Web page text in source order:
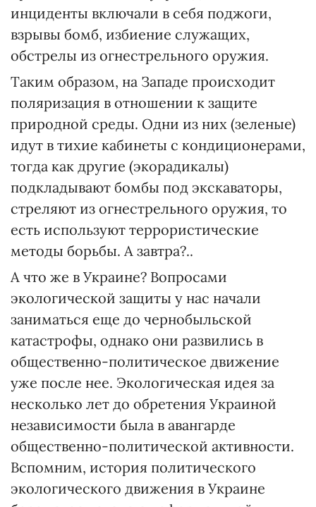
инциденты включали в себя поджоги,
взрывы бомб, избиение служащих,
обстрелы из огнестрельного оружия.
Таким образом, на Западе происходит
поляризация в отношении к защите
природной среды. Одни из них (зеленые)
идут в тихие кабинеты с кондиционерами,
тогда как другие (экорадикалы)
подкладывают бомбы под экскаваторы,
стреляют из огнестрельного оружия, то
есть используют террористические
методы борьбы. А завтра?..
А что же в Украине? Вопросами
экологической защиты у нас начали
заниматься еще до чернобыльской
катастрофы, однако они развились в
общественно-политическое движение
уже после нее. Экологическая идея за
несколько лет до обретения Украиной
независимости была в авангарде
общественно-политической активности.
Вспомним, история политического
экологического движения в Украине